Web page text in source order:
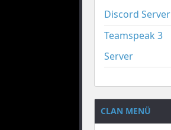
Discord Server
Teamspeak 3
Server
CLAN MENÜ